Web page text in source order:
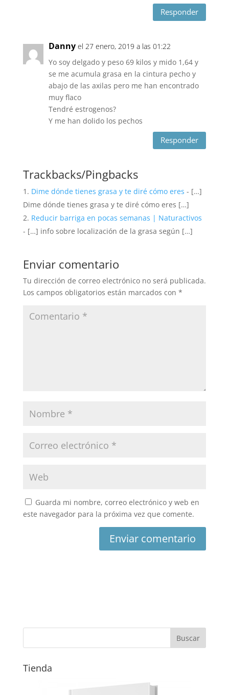
Responder
Danny el 27 enero, 2019 a las 01:22
Yo soy delgado y peso 69 kilos y mido 1,64 y
se me acumula grasa en la cintura pecho y
abajo de las axilas pero me han encontrado
muy flaco
Tendré estrogenos?
Y me han dolido los pechos
Responder
Trackbacks/Pingbacks
Dime dónde tienes grasa y te diré cómo eres - […]
Dime dónde tienes grasa y te diré cómo eres […]
Reducir barriga en pocas semanas | Naturactivos
- […] info sobre localización de la grasa según […]
Enviar comentario
Tu dirección de correo electrónico no será publicada.
Los campos obligatorios están marcados con *
Guarda mi nombre, correo electrónico y web en
este navegador para la próxima vez que comente.
Tienda